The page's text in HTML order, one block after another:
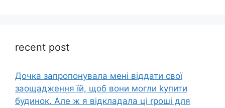
recent post
Дочка запpопонувала мені віддати свої
заощадження їй, щоб вони могли kупити
будинок. Але ж я відкладала ці rроші для